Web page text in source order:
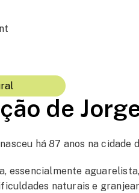
de
há 87 anos na cidade
essencialmente
naturais e